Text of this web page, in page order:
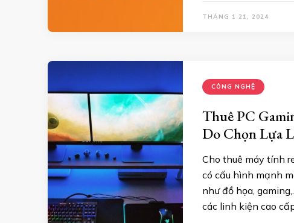
THÁNG 1 21, 2024
CÔNG NGHỆ
Thuê PC
Do Chọn Lựa
Cho thuê máy tính
có cấu hình mạnh
như đồ họa,
các linh kiện cao